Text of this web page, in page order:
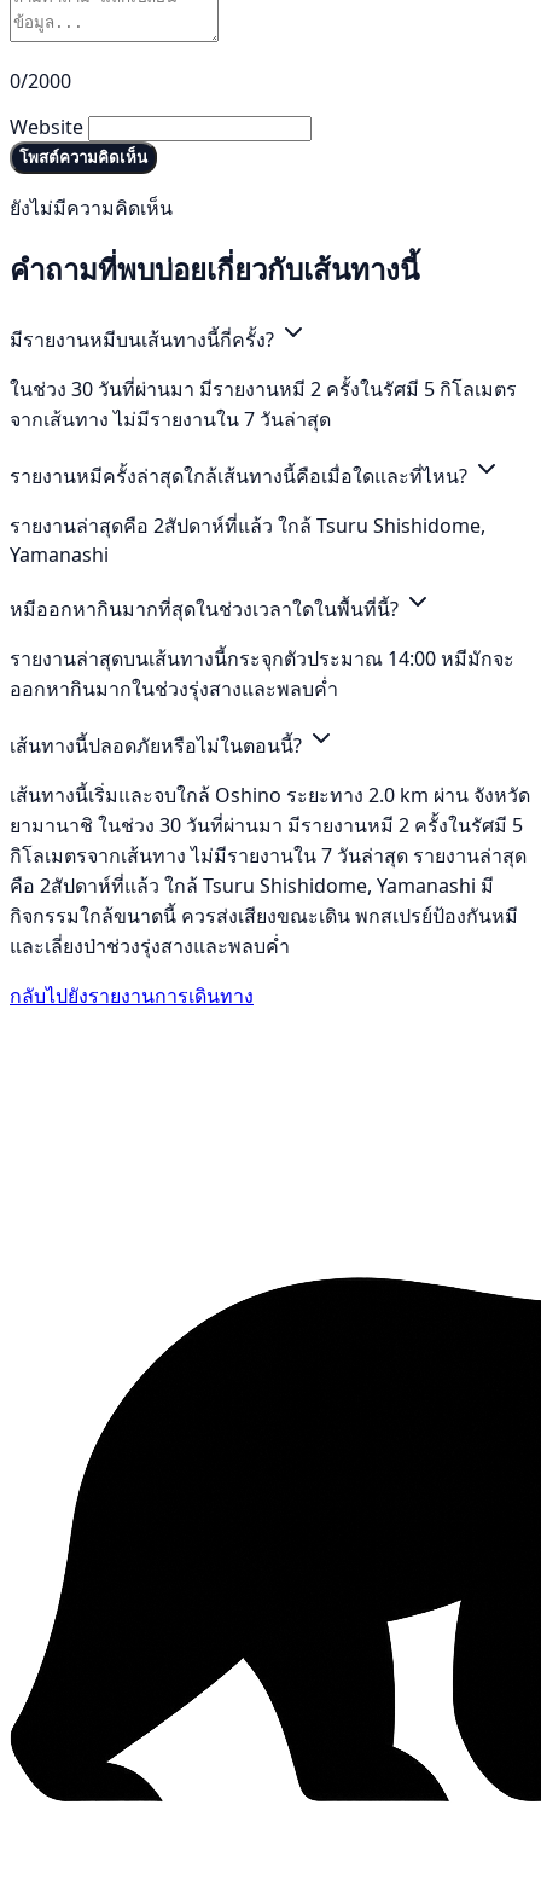
0/2000
Website
โพสต์ความคิดเห็น
ยังไม่มีความคิดเห็น
คำถามที่พบบ่อยเกี่ยวกับเส้นทางนี้
มีรายงานหมีบนเส้นทางนี้กี่ครั้ง?
ในช่วง 30 วันที่ผ่านมา มีรายงานหมี 2 ครั้งในรัศมี 5 กิโลเมตร
จากเส้นทาง ไม่มีรายงานใน 7 วันล่าสุด
รายงานหมีครั้งล่าสุดใกล้เส้นทางนี้คือเมื่อใดและที่ไหน?
รายงานล่าสุดคือ 2สัปดาห์ที่แล้ว ใกล้ Tsuru Shishidome,
Yamanashi
หมีออกหากินมากที่สุดในช่วงเวลาใดในพื้นที่นี้?
รายงานล่าสุดบนเส้นทางนี้กระจุกตัวประมาณ 14:00 หมีมักจะ
ออกหากินมากในช่วงรุ่งสางและพลบค่ำ
เส้นทางนี้ปลอดภัยหรือไม่ในตอนนี้?
เส้นทางนี้เริ่มและจบใกล้ Oshino ระยะทาง 2.0 km ผ่าน จังหวัด
ยามานาชิ ในช่วง 30 วันที่ผ่านมา มีรายงานหมี 2 ครั้งในรัศมี 5
กิโลเมตรจากเส้นทาง ไม่มีรายงานใน 7 วันล่าสุด รายงานล่าสุด
คือ 2สัปดาห์ที่แล้ว ใกล้ Tsuru Shishidome, Yamanashi มี
กิจกรรมใกล้ขนาดนี้ ควรส่งเสียงขณะเดิน พกสเปรย์ป้องกันหมี
และเลี่ยงป่าช่วงรุ่งสางและพลบค่ำ
กลับไปยังรายงานการเดินทาง